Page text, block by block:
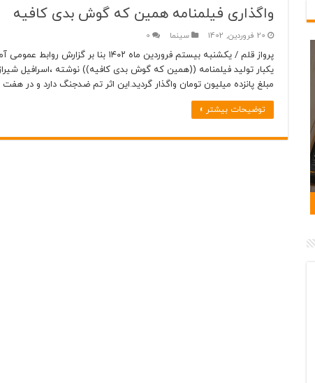
واگذاری فیلمنامه همین که گوش بدی کافیه
20 فروردین, 1402 سینما 0
پرواز قلم / یکشنبه بیستم فروردین ماه ۱۴۰۲
یکبار تولید فیلمنامه ((همین که گوش بدی کافیه)) نوشته ،اسرافیل
مبلغ پانزده میلیون تومان واگذار گردید.این اثر تم ضدجنگ دارد و در
توضیحات بیشتر »